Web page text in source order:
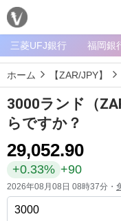
メ
ニ
ュ
ー
ホ
ム
ペ
ー
ジ
三菱UFJ銀行 福岡銀
ホーム 【ZAR/JPY】
3000ランド（
らですか？
29,052.90
+0.33% +90
2026年08月08日 08時37分・